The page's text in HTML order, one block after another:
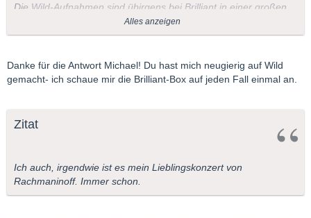
Die Wild-Aufnahmen sind übirgens bei Brilliant in einer großen
Rachmaninoff- Box enthalten.Alles anzeigen
Danke für die Antwort Michael! Du hast mich neugierig auf Wild
gemacht- ich schaue mir die Brilliant-Box auf jeden Fall einmal an.
Zitat
Ich auch, irgendwie ist es mein Lieblingskonzert von
Rachmaninoff. Immer schon.